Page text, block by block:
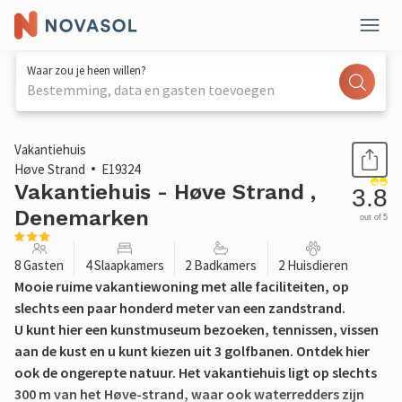
Waar zou je heen willen?
Bestemming, data en gasten toevoegen
1 / 27
Vakantiehuis
Høve Strand
E19324
Vakantiehuis - Høve Strand ,
Denemarken
3.8
out of 5
8 Gasten 4 Slaapkamers 2 Badkamers 2 Huisdieren
Mooie ruime vakantiewoning met alle faciliteiten, op
slechts een paar honderd meter van een zandstrand.
U kunt hier een kunstmuseum bezoeken, tennissen, vissen
aan de kust en u kunt kiezen uit 3 golfbanen. Ontdek hier
ook de ongerepte natuur. Het vakantiehuis ligt op slechts
300 m van het Høve-strand, waar ook waterredders zijn